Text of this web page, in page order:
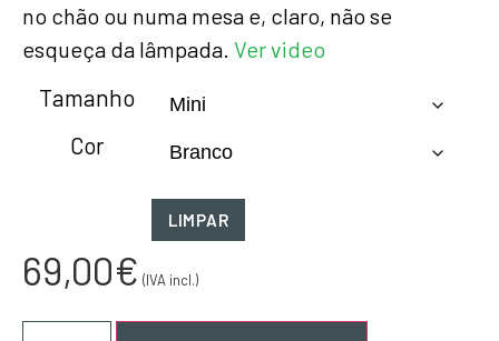
no chão ou numa mesa e, claro, não se
esqueça da lâmpada. Ver video
Tamanho
Cor
LIMPAR
69,00€ (IVA incl.)